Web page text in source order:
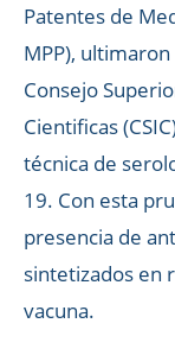
Patentes de
MPP),
Consejo
Cientificas
técnica de
19. Con esta
presencia de
sintetizados en
vacuna.